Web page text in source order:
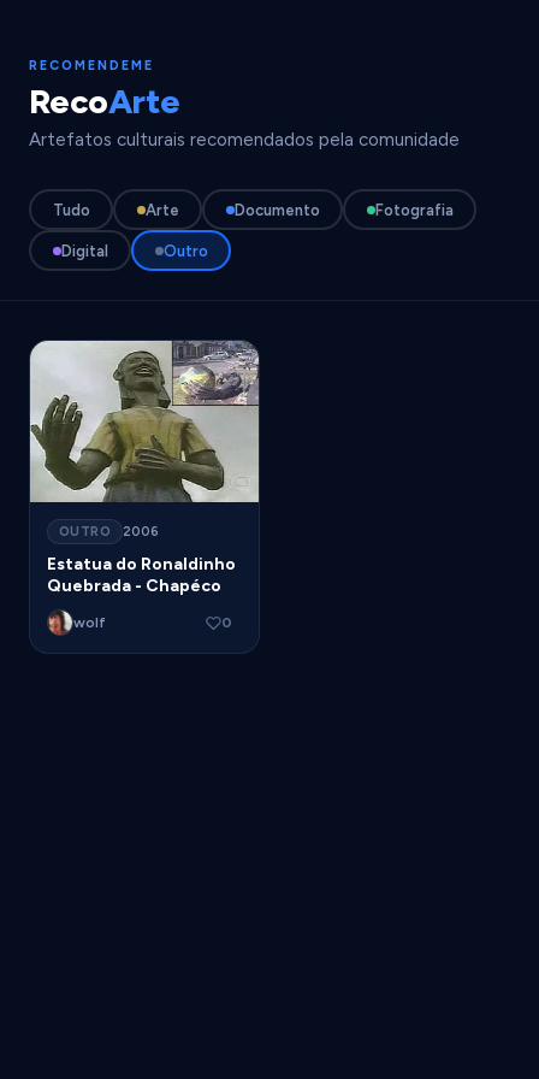
RECOMENDEME
RecoArte
Artefatos culturais recomendados pela comunidade
Tudo Arte Documento Fotografia
Digital Outro
OUTRO 2006
Estatua do Ronaldinho
Quebrada - Chapéco
wolf 0